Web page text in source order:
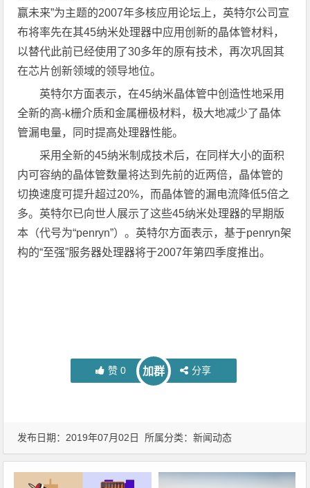
赢未来”为主题的2007年多核应用论坛上，英特尔公司宣
布将率先在其45纳米处理器中应用创新的晶体管材料，
以替代此前已经使用了30多年的原有技术，再次巩固其
在芯片创新领域的领导地位。
英特尔方面表示，在45纳米晶体管中创造性地采用
全新的高-k栅介质和金属栅极材料，极大地减少了晶体
管漏电量，同时提高处理器性能。
采用全新的45纳米制成技术后，在同样大小的面积
内可容纳的晶体管数量将达到先前的近两倍，晶体管的
切换速度可提升超过20%，而晶体管的漏电流降低5倍之
多。英特尔已向世人展示了这些45纳米处理器的早期版
本（代号为“penryn”）。英特尔方面表示，基于penryn架
构的“至强”服务器处理器将于2007年第四季度推出。
赞 0 加群 分享
发布日期：2019年07月02日 所属分类：新闻动态